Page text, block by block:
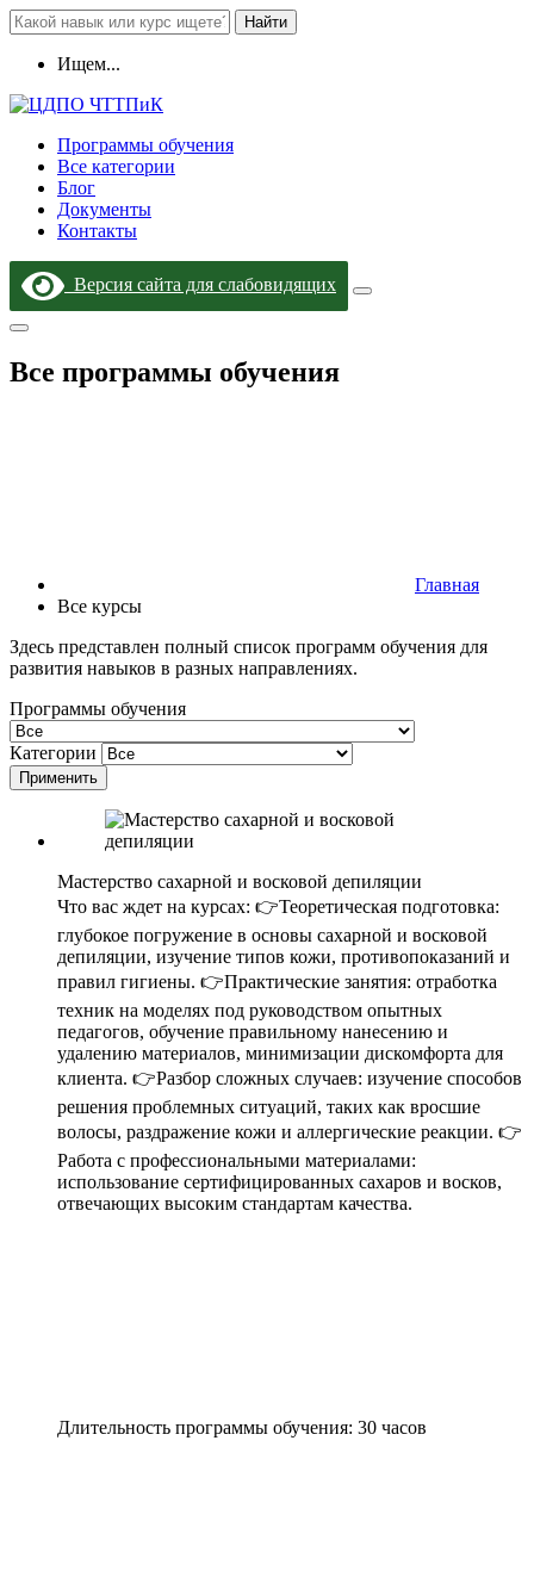
Найти
Ищем...
Программы обучения
Все категории
Блог
Документы
Контакты
Версия сайта для слабовидящих
Все программы обучения
Главная
Все курсы
Здесь представлен полный список программ обучения для
развития навыков в разных направлениях.
Программы обучения
Категории
Применить
Мастерство сахарной и восковой депиляции
Что вас ждет на курсах: 👉Теоретическая подготовка:
глубокое погружение в основы сахарной и восковой
депиляции, изучение типов кожи, противопоказаний и
правил гигиены. 👉Практические занятия: отработка
техник на моделях под руководством опытных
педагогов, обучение правильному нанесению и
удалению материалов, минимизации дискомфорта для
клиента. 👉Разбор сложных случаев: изучение способов
решения проблемных ситуаций, таких как вросшие
волосы, раздражение кожи и аллергические реакции. 👉
Работа с профессиональными материалами:
использование сертифицированных сахаров и восков,
отвечающих высоким стандартам качества.
Длительность программы обучения: 30 часов